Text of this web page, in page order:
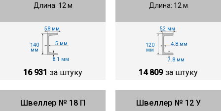
Длина: 12 м
58 мм
140
мм
5 мм
8.1 мм
16 931 за штуку
Длина: 12 м
52 мм
120
мм
4.8 мм
7.8 мм
14 809 за штуку
Швеллер № 18 П Швеллер № 12 У